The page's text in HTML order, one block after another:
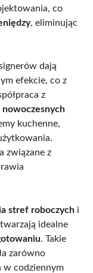
co
, eliminując
dają
efekcie, co z
z
nowoczesnych
kuchenne,
związane z
stref roboczych i
idealne
. Takie
zarówno
w codziennym